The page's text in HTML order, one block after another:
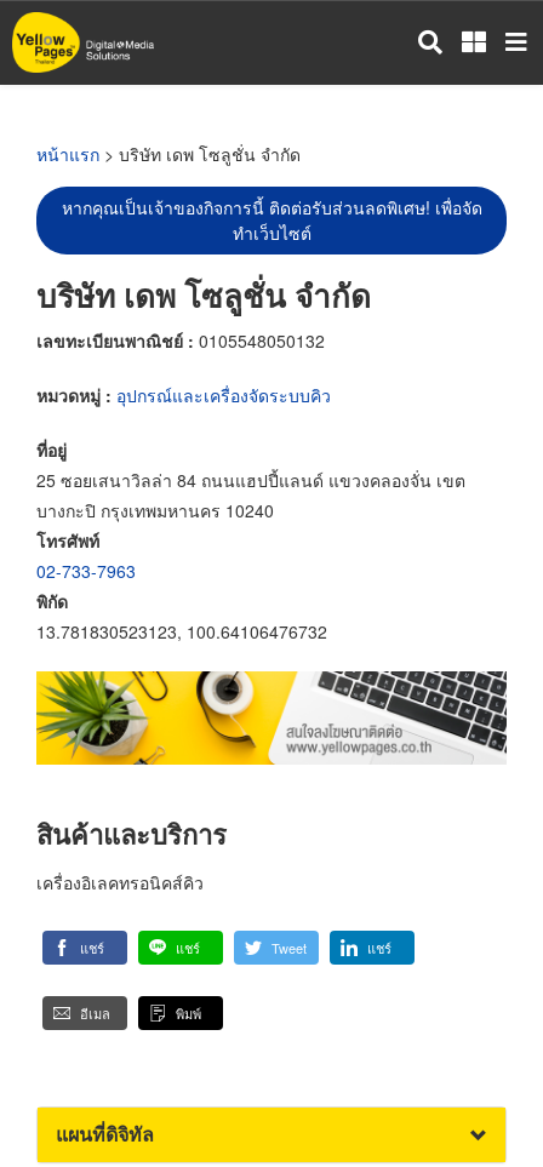
ข้าม
ไป
หน้าแรก > บริษัท เดพ โซลูชั่น จำกัด
หากคุณเป็นเจ้าของกิจการนี้ ติดต่อรับส่วนลดพิเศษ! เพื่อจัด
ทำเว็บไซต์
บริษัท เดพ โซลูชั่น จำกัด
เลขทะเบียนพาณิชย์ : 0105548050132
หมวดหมู่ : อุปกรณ์และเครื่องจัดระบบคิว
ที่อยู่
25 ซอยเสนาวิลล่า 84 ถนนแฮปปี้แลนด์ แขวงคลองจั่น เขต
บางกะปิ กรุงเทพมหานคร 10240
โทรศัพท์
02-733-7963
พิกัด
13.781830523123, 100.64106476732
สินค้าและบริการ
เครื่องอิเลคทรอนิคส์คิว
แชร์ แชร์ Tweet แชร์
อีเมล พิมพ์
แผนที่ดิจิทัล